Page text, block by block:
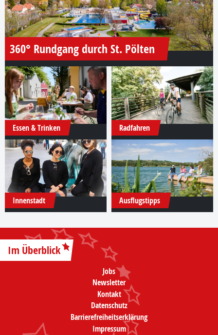
360° Rundgang durch St. Pölten
Essen & Trinken Radfahren
Innenstadt Ausflugstipps
Im Überblick
Jobs
Newsletter
Kontakt
Datenschutz
Barrierefreiheitserklärung
Impressum